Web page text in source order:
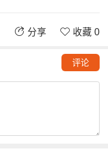
分享 收藏 0
评论